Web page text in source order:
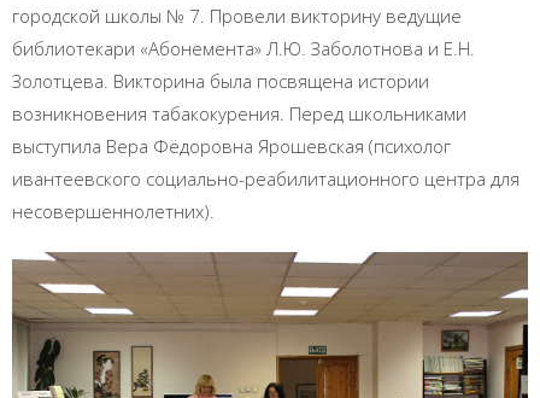
городской школы № 7. Провели викторину ведущие
библиотекари «Абонемента» Л.Ю. Заболотнова и Е.Н.
Золотцева. Викторина была посвящена истории
возникновения табакокурения. Перед школьниками
выступила Вера Фёдоровна Ярошевская (психолог
ивантеевского социально-реабилитационного центра для
несовершеннолетних).